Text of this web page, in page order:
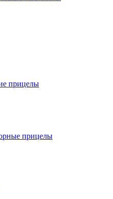
прицелы
прицелы